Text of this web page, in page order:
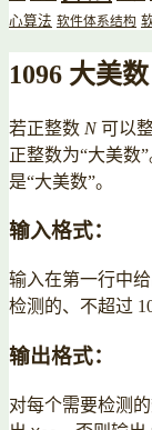
心算法 软件体系结构
1096 大美
若正整数 N可以
正整数为“大美数
是“大美数”。
输入格式：
输入在第一行中
检测的、不超过
输出格式：
对每个需要检测